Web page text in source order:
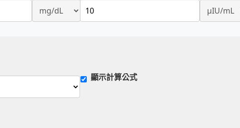
顯示計算公式